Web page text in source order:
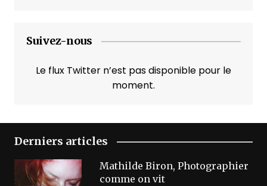
Suivez-nous
Le flux Twitter n’est pas disponible pour le
moment.
Derniers articles
Mathilde Biron, Photographier
comme on vit